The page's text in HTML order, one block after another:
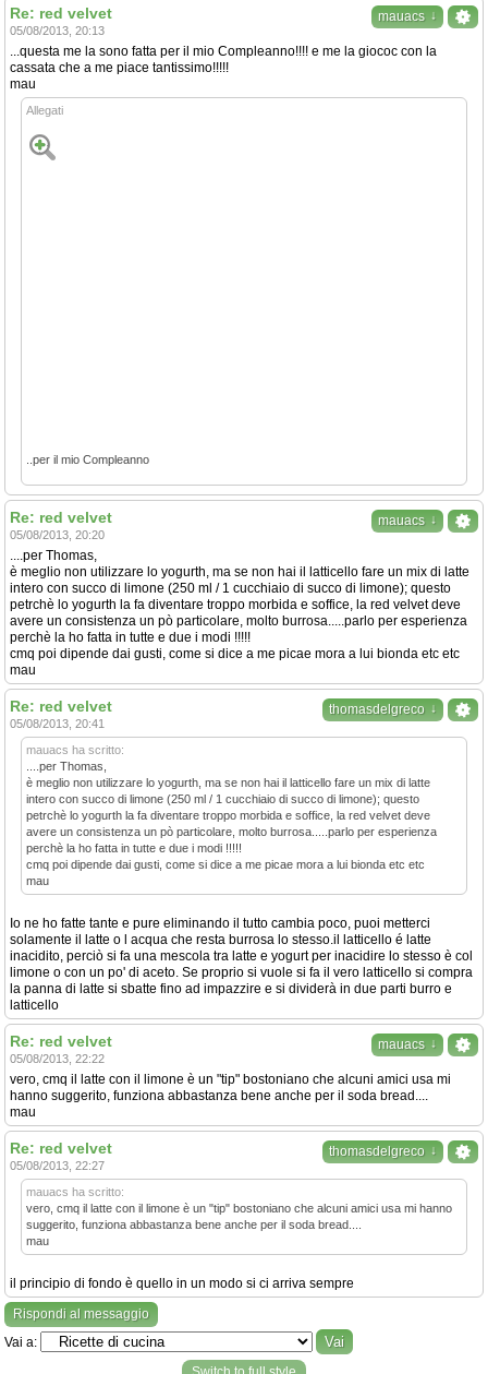
mauacs ↓
Re: red velvet
05/08/2013, 20:13
...questa me la sono fatta per il mio Compleanno!!!! e me la giococ con la
cassata che a me piace tantissimo!!!!!
mau
Allegati
..per il mio Compleanno
mauacs ↓
Re: red velvet
05/08/2013, 20:20
....per Thomas,
è meglio non utilizzare lo yogurth, ma se non hai il latticello fare un mix di latte
intero con succo di limone (250 ml / 1 cucchiaio di succo di limone); questo
petrchè lo yogurth la fa diventare troppo morbida e soffice, la red velvet deve
avere un consistenza un pò particolare, molto burrosa.....parlo per esperienza
perchè la ho fatta in tutte e due i modi !!!!!
cmq poi dipende dai gusti, come si dice a me picae mora a lui bionda etc etc
mau
thomasdelgreco ↓
Re: red velvet
05/08/2013, 20:41
mauacs ha scritto:
....per Thomas,
è meglio non utilizzare lo yogurth, ma se non hai il latticello fare un mix di latte
intero con succo di limone (250 ml / 1 cucchiaio di succo di limone); questo
petrchè lo yogurth la fa diventare troppo morbida e soffice, la red velvet deve
avere un consistenza un pò particolare, molto burrosa.....parlo per esperienza
perchè la ho fatta in tutte e due i modi !!!!!
cmq poi dipende dai gusti, come si dice a me picae mora a lui bionda etc etc
mau
Io ne ho fatte tante e pure eliminando il tutto cambia poco, puoi metterci
solamente il latte o l acqua che resta burrosa lo stesso.il latticello é latte
inacidito, perciò si fa una mescola tra latte e yogurt per inacidire lo stesso è col
limone o con un po' di aceto. Se proprio si vuole si fa il vero latticello si compra
la panna di latte si sbatte fino ad impazzire e si dividerà in due parti burro e
latticello
mauacs ↓
Re: red velvet
05/08/2013, 22:22
vero, cmq il latte con il limone è un "tip" bostoniano che alcuni amici usa mi
hanno suggerito, funziona abbastanza bene anche per il soda bread....
mau
thomasdelgreco ↓
Re: red velvet
05/08/2013, 22:27
mauacs ha scritto:
vero, cmq il latte con il limone è un "tip" bostoniano che alcuni amici usa mi hanno
suggerito, funziona abbastanza bene anche per il soda bread....
mau
il principio di fondo è quello in un modo si ci arriva sempre
Rispondi al messaggio
Vai a: